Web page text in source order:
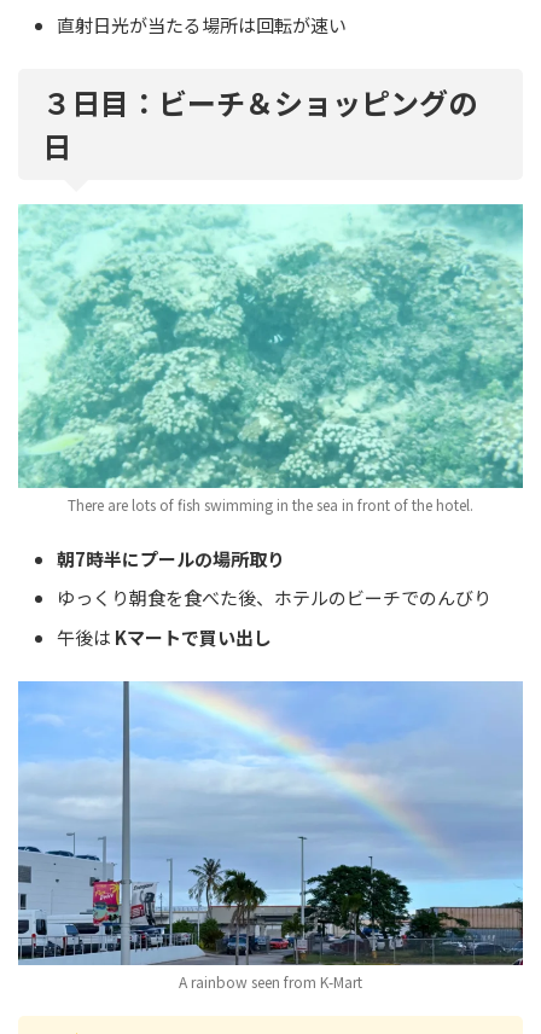
直射日光が当たる場所は回転が速い
３日目：ビーチ＆ショッピングの
日
There are lots of fish swimming in the sea in front of the hotel.
朝7時半にプールの場所取り
ゆっくり朝食を食べた後、ホテルのビーチでのんびり
午後は Kマートで買い出し
A rainbow seen from K-Mart